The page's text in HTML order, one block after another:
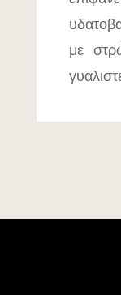
με